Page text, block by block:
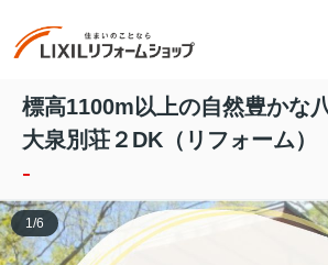
標高1100m以上の自然豊かな
大泉別荘２DK（リフォーム）
-
1 /6